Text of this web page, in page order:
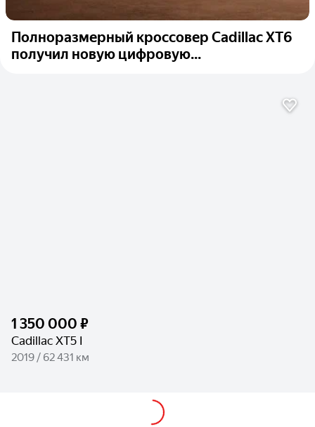
Полноразмерный кроссовер Cadillac XT6
получил новую цифровую...
1 350 000 ₽
Cadillac XT5 I
2019 / 62 431 км